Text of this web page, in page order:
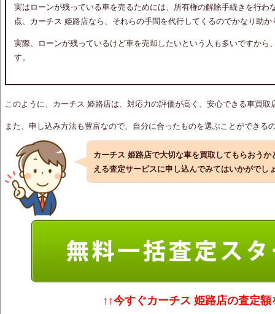
実はローンが残っている車を売るためには、所有権の解除手続きを行わ
点、カーチス 姫路店なら、それらの手間を代行してくるのでかなり助か
実際、ローンが残っているけど車を売却したいという人も多いですから
す。
このように、カーチス 姫路店は、対応力の評価が高く、安心できる車買取
また、申し込み方法も豊富なので、自分に合ったものを選ぶことができる
カーチス 姫路店で大切な車を買取してもらおう
える査定サービスに申し込んでみてはいかがでし
↑↑今すぐカーチス 姫路店の査定額